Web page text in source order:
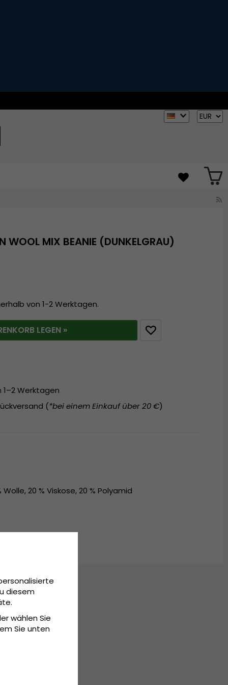
WOOL MIX BEANIE (DUNKELGRAU)
von 1-2 Werktagen.
LEGEN »
Werktagen
(*bei einem Einkauf über 20 €)
20 % Viskose, 20 % Polyamid
diesem
wählen Sie
Sie unten